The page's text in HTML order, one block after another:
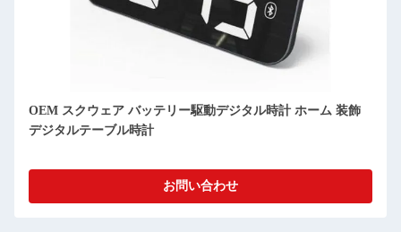
カスタマイズされた 薄型デジタルクロック 月相 デスクトッ
プ デジタルカレンダー 日時計
お問い合わせ